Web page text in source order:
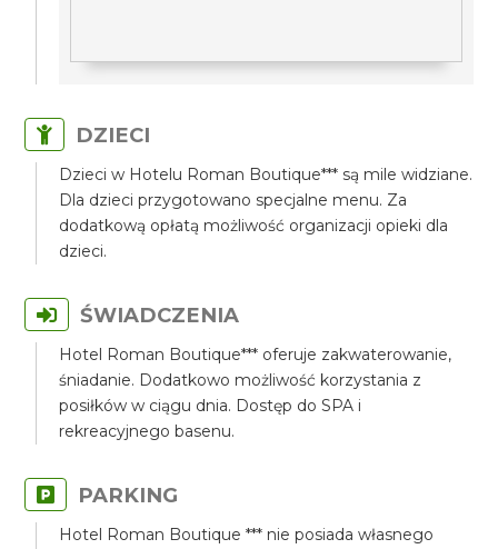
DZIECI
Dzieci w Hotelu Roman Boutique*** są mile widziane.
Dla dzieci przygotowano specjalne menu. Za
dodatkową opłatą możliwość organizacji opieki dla
dzieci.
ŚWIADCZENIA
Hotel Roman Boutique*** oferuje zakwaterowanie,
śniadanie. Dodatkowo możliwość korzystania z
posiłków w ciągu dnia. Dostęp do SPA i
rekreacyjnego basenu.
PARKING
Hotel Roman Boutique *** nie posiada własnego